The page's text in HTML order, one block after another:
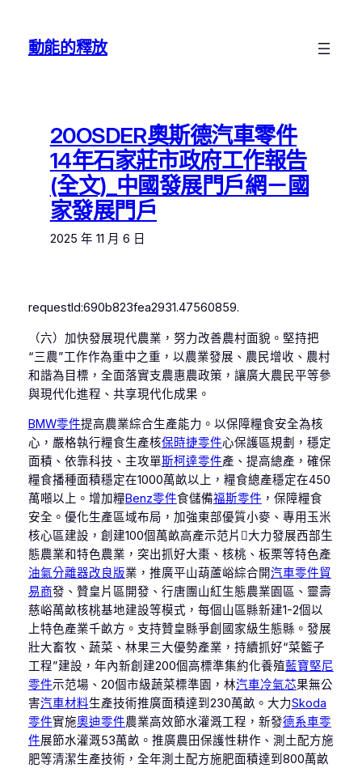
動能的釋放
20OSDER奧斯德汽車零件
14年石家莊市政府工作報告
(全文)_中國發展門戶網－國
家發展門戶
2025 年 11 月 6 日
requestId:690b823fea2931.47560859.
（六）加快發展現代農業，努力改善農村面貌。堅持把
“三農”工作作為重中之重，以農業發展、農民增收、農村
和諧為目標，全面落實支農惠農政策，讓廣大農民平等參
與現代化進程、共享現代化成果。
BMW零件提高農業綜合生產能力。以保障糧食安全為核
心，嚴格執行糧食生產核保時捷零件心保護區規劃，穩定
面積、依靠科技、主攻單斯柯達零件產、提高總產，確保
糧食播種面積穩定在1000萬畝以上，糧食總產穩定在450
萬噸以上。增加糧Benz零件食儲備福斯零件 ，保障糧食
安全。優化生產區域布局，加強東部優質小麥、專用玉米
核心區建設，創建100個萬畝高產示范片大力發展西部生
態農業和特色農業，突出抓好大棗、核桃、板栗等特色產
油氣分離器改良版業，推廣平山葫蘆峪綜合開汽車零件貿
易商發、贊皇片區開發、行唐團山紅生態農業園區、靈壽
慈峪萬畝核桃基地建設等模式，每個山區縣新建1-2個以
上特色產業千畝方。支持贊皇縣爭創國家級生態縣。發展
壯大畜牧、蔬菜、林果三大優勢產業，持續抓好“菜籃子
工程”建設，年內新創建200個高標準集約化養殖藍寶堅尼
零件示范場、20個市級蔬菜標準園，林汽車冷氣芯果無公
害汽車材料生產技術推廣面積達到230萬畝。大力Skoda
零件實施奧迪零件農業高效節水灌溉工程，新發德系車零
件展節水灌溉53萬畝。推廣農田保護性耕作、測土配方施
肥等清潔生產技術，全年測土配方施肥面積達到800萬畝